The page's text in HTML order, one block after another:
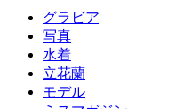
グラビア
写真
水着
立花蘭
モデル